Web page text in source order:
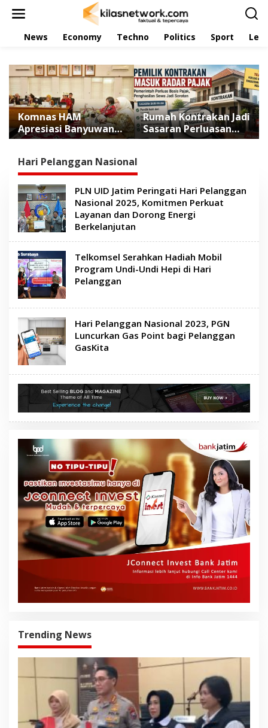
News Economy Techno Politics Sport
Komnas HAM
Apresiasi Banyuwangi
Perkuat
Berbasis HAM
Rumah Kontrakan Jadi
Sasaran Perluasan
Basis Pajak Mulai
Hari Pelanggan Nasional
PLN UID Jatim Peringati Hari Pelanggan
Nasional 2025, Komitmen Perkuat
Layanan dan Dorong Energi
Berkelanjutan
Telkomsel Serahkan Hadiah Mobil
Program Undi-Undi Hepi di Hari
Pelanggan
Hari Pelanggan Nasional 2023, PGN
Luncurkan Gas Point bagi Pelanggan
GasKita
Trending News